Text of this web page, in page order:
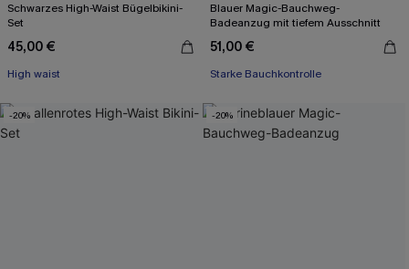
Schwarzes High-Waist Bügelbikini-
Set
45,00 €
High waist
Blauer Magic-Bauchweg-
Badeanzug mit tiefem Ausschnitt
51,00 €
Starke Bauchkontrolle
-20% -20%